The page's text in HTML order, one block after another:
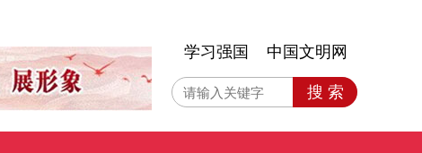
学习强国 中国文明网
搜 索